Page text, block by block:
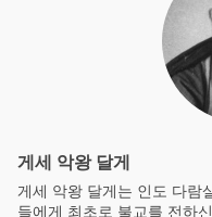
게세 악왕 달게
게세 악왕 달게는 인도 다람
들에게 최초로 불교를 전하